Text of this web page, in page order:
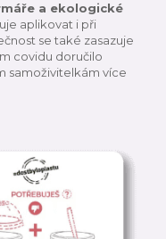
a ekologické
aplikovat i při
se také zasazuje
covidu doručilo
samoživitelkám více